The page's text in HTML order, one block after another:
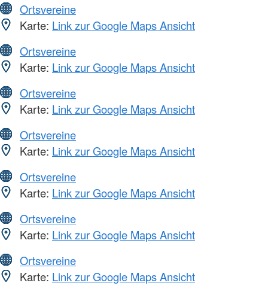
Ortsvereine
Karte: Link zur Google Maps Ansicht
Ortsvereine
Karte: Link zur Google Maps Ansicht
Ortsvereine
Karte: Link zur Google Maps Ansicht
Ortsvereine
Karte: Link zur Google Maps Ansicht
Ortsvereine
Karte: Link zur Google Maps Ansicht
Ortsvereine
Karte: Link zur Google Maps Ansicht
Ortsvereine
Karte: Link zur Google Maps Ansicht